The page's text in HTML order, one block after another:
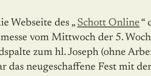
Webseite des „ Schott Online “
vom Mittwoch der 5.
zum hl. Joseph (ohne
das neugeschaffene Fest mit